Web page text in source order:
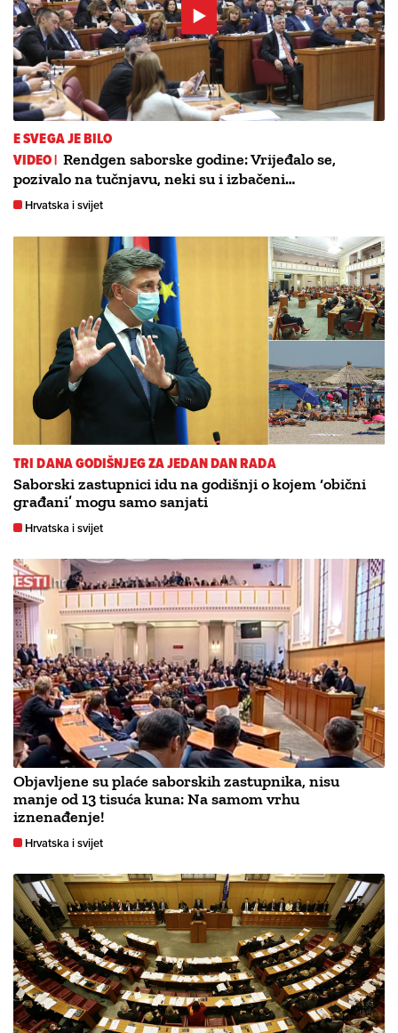
E SVEGA JE BILO
VIDEO | Rendgen saborske godine: Vrijeđalo se,
pozivalo na tučnjavu, neki su i izbačeni…
Hrvatska i svijet
TRI DANA GODIŠNJEG ZA JEDAN DAN RADA
Saborski zastupnici idu na godišnji o kojem ‘obični
građani’ mogu samo sanjati
Hrvatska i svijet
Objavljene su plaće saborskih zastupnika, nisu
manje od 13 tisuća kuna: Na samom vrhu
iznenađenje!
Hrvatska i svijet